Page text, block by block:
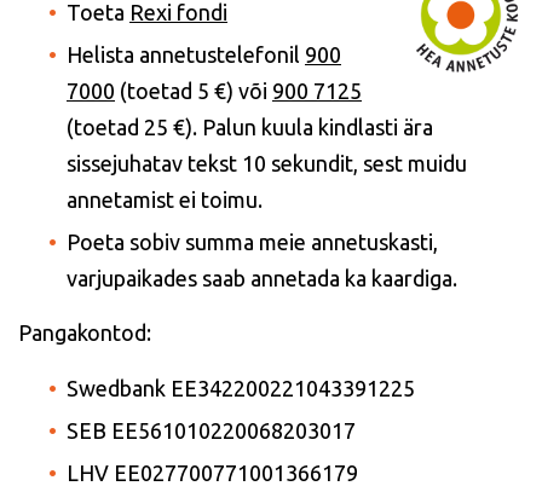
Toeta Rexi fondi
Helista annetustelefonil 900
7000 (toetad 5 €) või 900 7125
(toetad 25 €). Palun kuula kindlasti ära
sissejuhatav tekst 10 sekundit, sest muidu
annetamist ei toimu.
Poeta sobiv summa meie annetuskasti,
varjupaikades saab annetada ka kaardiga.
Pangakontod:
Swedbank EE342200221043391225
SEB EE561010220068203017
LHV EE027700771001366179